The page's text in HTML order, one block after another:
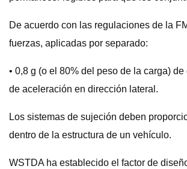
De acuerdo con las regulaciones de la
fuerzas, aplicadas por separado:
• 0,8 g (o el 80% del peso de la carga)
de aceleración en dirección lateral.
Los sistemas de sujeción deben
dentro de la estructura de un vehículo.
WSTDA ha establecido el factor de